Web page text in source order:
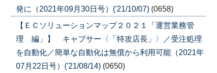
発に（2021年09月30日号）('21/10/07) (0658)
【ＥＣソリューションマップ２０２１「運営業務管
理 編」】 キャプサー〈「特攻店長」〉／受注処理
を自動化／簡単な自動化は無償から利用可能（2021年
07月22日号）('21/08/14) (0650)